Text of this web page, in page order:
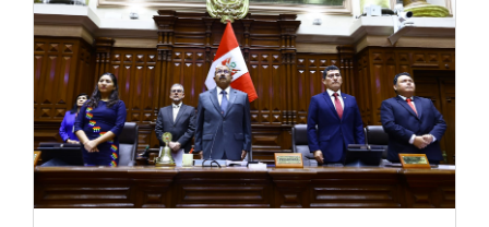
Madre con lo que se duplicará la producción agrícola en
la región La Libertad.
Al foro parlamentario deliberativo participaron el
gobernador regional de La Libertad, Manuel Felipe
Llempén Coronel; el jefe de la Autoridad Nacional del
Agua, Alfonso Pablo Huerta Fernández; el director
ejecutivo (e) del Programa Subsectorial de Irrigaciones,
Luis Roberto Sirlopú Saavedra y el director ejecutivo del